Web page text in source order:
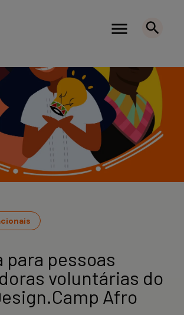
para pessoas
voluntárias do
Afro